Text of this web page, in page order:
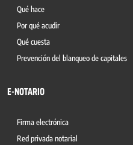
Qué hace
Por qué acudir
Qué cuesta
Prevención del blanqueo de capitales
E-NOTARIO
Firma electrónica
Red privada notarial